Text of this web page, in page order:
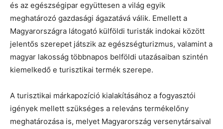
és az egészségipar együttesen a világ egyik
meghatározó gazdasági ágazatává válik. Emellett a
Magyarországra látogató külföldi turisták indokai között
jelentős szerepet játszik az egészségturizmus, valamint a
magyar lakosság többnapos belföldi utazásaiban szintén
kiemelkedő e turisztikai termék szerepe.
A turisztikai márkapozíció kialakításához a fogyasztói
igények mellett szükséges a releváns termékelőny
meghatározása is, melyet Magyarország versenytársaival